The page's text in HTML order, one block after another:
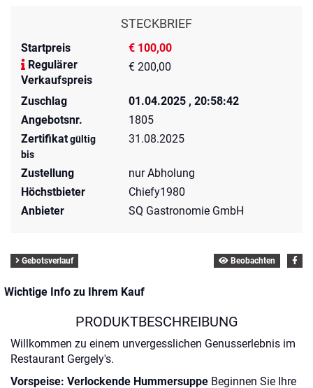
STECKBRIEF
Startpreis
€ 100,00
Regulärer
Verkaufspreis
€ 200,00
Zuschlag
01.04.2025 , 20:58:42
Angebotsnr.
1805
Zertifikatgültig
bis
31.08.2025
Zustellung
nur Abholung
Höchstbieter
Chiefy1980
Anbieter
SQ Gastronomie GmbH
Gebotsverlauf Beobachten
Wichtige Info zu Ihrem Kauf
PRODUKTBESCHREIBUNG
Willkommen zu einem unvergesslichen Genusserlebnis im
Restaurant Gergely's.
Vorspeise: Verlockende Hummersuppe Beginnen Sie Ihre